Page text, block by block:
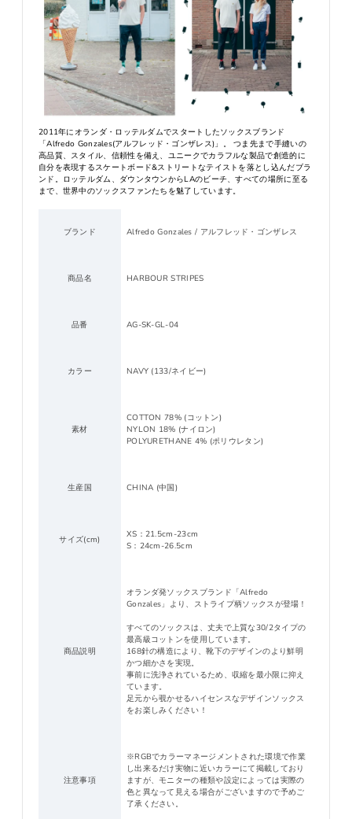
2011年にオランダ・ロッテルダムでスタートしたソックスブランド
「Alfredo Gonzales(アルフレッド・ゴンザレス)」。 つま先まで手縫いの
高品質、スタイル、信頼性を備え、ユニークでカラフルな製品で創造的に
自分を表現するスケートボード&ストリートなテイストを落とし込んだブラ
ンド。ロッテルダム、ダウンタウンからLAのビーチ、すべての場所に至る
まで、世界中のソックスファンたちを魅了しています。
ブランド Alfredo Gonzales / アルフレッド・ゴンザレス
商品名 HARBOUR STRIPES
品番 AG-SK-GL-04
カラー NAVY (133/ネイビー)
素材
COTTON 78% (コットン)
NYLON 18% (ナイロン)
POLYURETHANE 4% (ポリウレタン)
生産国 CHINA (中国)
サイズ(cm)
XS：21.5cm-23cm
S：24cm-26.5cm
商品説明
オランダ発ソックスブランド「Alfredo
Gonzales」より、ストライプ柄ソックスが登場！
すべてのソックスは、丈夫で上質な30/2タイプの
最高級コットンを使用しています。
168針の構造により、靴下のデザインのより鮮明
かつ細かさを実現。
事前に洗浄されているため、収縮を最小限に抑え
ています。
足元から覗かせるハイセンスなデザインソックス
をお楽しみください！
注意事項
※RGBでカラーマネージメントされた環境で作業
し出来るだけ実物に近いカラーにて掲載しており
ますが、モニターの種類や設定によっては実際の
色と異なって見える場合がございますので予めご
了承ください。